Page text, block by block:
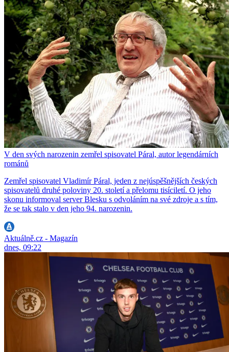
V den svých narozenin zemřel spisovatel Páral, autor legendárních
románů
Zemřel spisovatel Vladimír Páral, jeden z nejúspěšnějších českých
spisovatelů druhé poloviny 20. století a přelomu tisíciletí. O jeho
skonu informoval server Blesku s odvoláním na své zdroje a s tím,
že se tak stalo v den jeho 94. narozenin.
Aktuálně.cz - Magazín
dnes, 09:22